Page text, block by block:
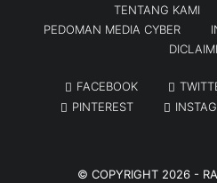
TENTANG KAMI
PEDOMAN MEDIA CYBER
FACEBOOK
PINTEREST
© COPYRIGHT 2026 -